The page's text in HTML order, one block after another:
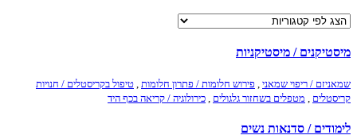
מיסטיקנים / מיסטיקניות
שמאניזם / ריפוי שמאני , פירוש חלומות / פתרון חלומות , טיפול בקריסטלים / חנויות
קריסטלים , מטפלים בשחזור גלגולים , כירולוגיה / קריאה בכף היד
לימודים / סדנאות נשים